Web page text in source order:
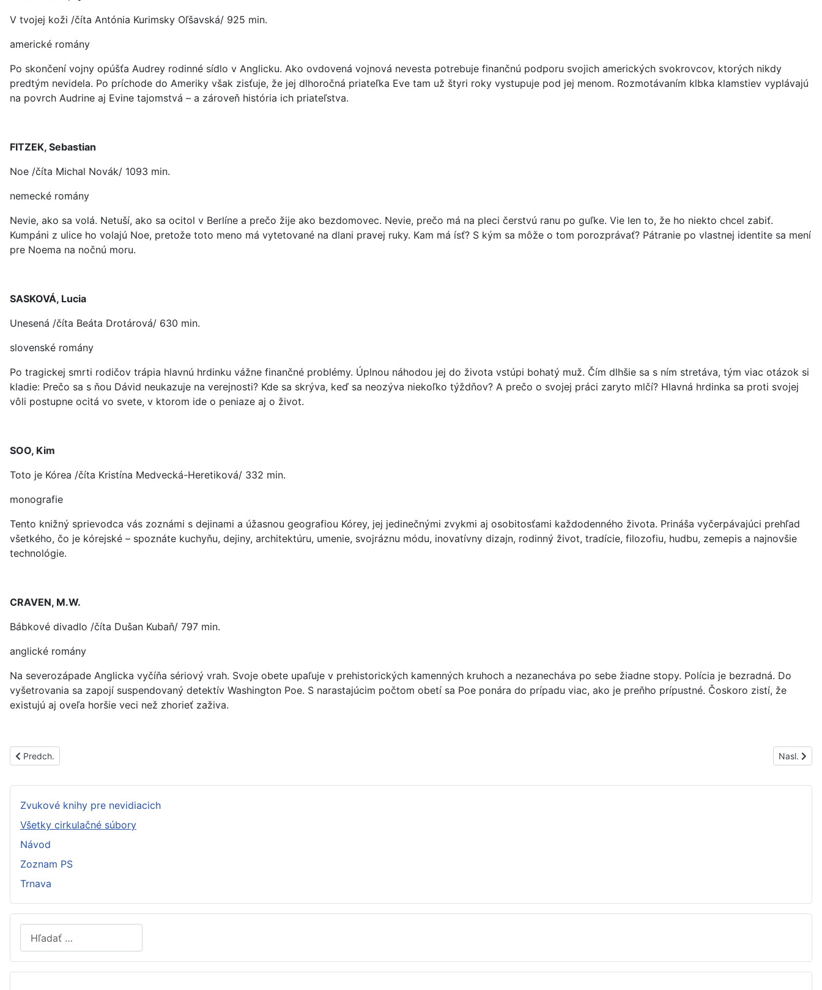
V tvojej koži /číta Antónia Kurimsky Oľšavská/ 925 min.
americké romány
Po skončení vojny opúšťa Audrey rodinné sídlo v Anglicku. Ako ovdovená vojnová nevesta potrebuje finančnú podporu svojich amerických svokrovcov, ktorých nikdy
predtým nevidela. Po príchode do Ameriky však zisťuje, že jej dlhoročná priateľka Eve tam už štyri roky vystupuje pod jej menom. Rozmotávaním klbka klamstiev vyplávajú
na povrch Audrine aj Evine tajomstvá – a zároveň história ich priateľstva.
FITZEK, Sebastian
Noe /číta Michal Novák/ 1093 min.
nemecké romány
Nevie, ako sa volá. Netuší, ako sa ocitol v Berlíne a prečo žije ako bezdomovec. Nevie, prečo má na pleci čerstvú ranu po guľke. Vie len to, že ho niekto chcel zabiť.
Kumpáni z ulice ho volajú Noe, pretože toto meno má vytetované na dlani pravej ruky. Kam má ísť? S kým sa môže o tom porozprávať? Pátranie po vlastnej identite sa mení
pre Noema na nočnú moru.
SASKOVÁ, Lucia
Unesená /číta Beáta Drotárová/ 630 min.
slovenské romány
Po tragickej smrti rodičov trápia hlavnú hrdinku vážne finančné problémy. Úplnou náhodou jej do života vstúpi bohatý muž. Čím dlhšie sa s ním stretáva, tým viac otázok si
kladie: Prečo sa s ňou Dávid neukazuje na verejnosti? Kde sa skrýva, keď sa neozýva niekoľko týždňov? A prečo o svojej práci zaryto mlčí? Hlavná hrdinka sa proti svojej
vôli postupne ocitá vo svete, v ktorom ide o peniaze aj o život.
SOO, Kim
Toto je Kórea /číta Kristína Medvecká-Heretiková/ 332 min.
monografie
Tento knižný sprievodca vás zoznámi s dejinami a úžasnou geografiou Kórey, jej jedinečnými zvykmi aj osobitosťami každodenného života. Prináša vyčerpávajúci prehľad
všetkého, čo je kórejské – spoznáte kuchyňu, dejiny, architektúru, umenie, svojráznu módu, inovatívny dizajn, rodinný život, tradície, filozofiu, hudbu, zemepis a najnovšie
technológie.
CRAVEN, M.W.
Bábkové divadlo /číta Dušan Kubaň/ 797 min.
anglické romány
Na severozápade Anglicka vyčíňa sériový vrah. Svoje obete upaľuje v prehistorických kamenných kruhoch a nezanecháva po sebe žiadne stopy. Polícia je bezradná. Do
vyšetrovania sa zapojí suspendovaný detektív Washington Poe. S narastajúcim počtom obetí sa Poe ponára do prípadu viac, ako je preňho prípustné. Čoskoro zistí, že
existujú aj oveľa horšie veci než zhorieť zaživa.
Predchádzajúci článok: PS1473C
Predch. Nasl.
Zvukové knihy pre nevidiacich
Všetky cirkulačné súbory
Návod
Zoznam PS
Trnava
Hľadať
Type 2 or more characters for results.